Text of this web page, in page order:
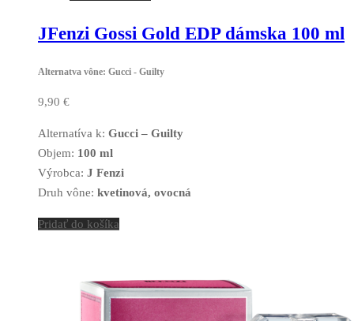
JFenzi Gossi Gold EDP dámska 100 ml
Alternatva vône: Gucci - Guilty
9,90 €
Alternatíva k: Gucci – Guilty
Objem: 100 ml
Výrobca: J Fenzi
Druh vône: kvetinová, ovocná
Pridať do košíka